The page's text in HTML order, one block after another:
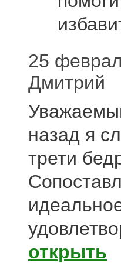
25
Дмитрий
назад я
трети
открыть